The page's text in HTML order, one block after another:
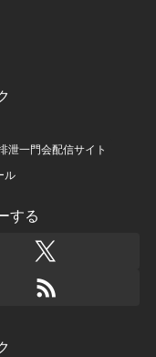
泄一門会配信サイト
ル
する